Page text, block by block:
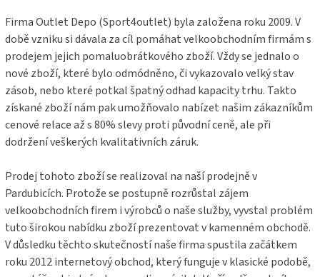
Firma Outlet Depo (Sport4outlet) byla založena roku 2009. V
době vzniku si dávala za cíl pomáhat velkoobchodním firmám s
prodejem jejich pomaluobrátkového zboží. Vždy se jednalo o
nové zboží, které bylo odmódněno, či vykazovalo velký stav
zásob, nebo které potkal špatný odhad kapacity trhu. Takto
získané zboží nám pak umožňovalo nabízet našim zákazníkům
cenové relace až s 80% slevy proti původní ceně, ale při
dodržení veškerých kvalitativních záruk.
Prodej tohoto zboží se realizoval na naší prodejně v
Pardubicích. Protože se postupně rozrůstal zájem
velkoobchodních firem i výrobců o naše služby, vyvstal problém
tuto širokou nabídku zboží prezentovat v kamenném obchodě.
V důsledku těchto skutečností naše firma spustila začátkem
roku 2012 internetový obchod, který funguje v klasické podobě,